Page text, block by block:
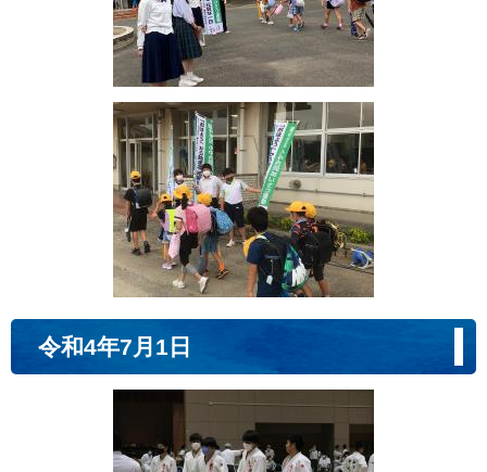
令和4年7月1日